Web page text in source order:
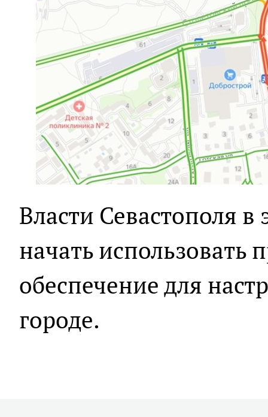
Власти Севастополя в
начать использовать
обеспечение для
городе.